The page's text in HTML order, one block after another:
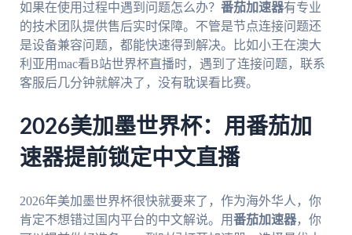
如果在使用过程中遇到问题怎么办？ 番茄加速器有专业
的技术团队提供售后实时保障。不管是节点连接问题还
是设备兼容问题，都能快速得到解决。比如小王在澳大
利亚用mac看B站世界杯直播时，遇到了连接问题，联系
客服后几分钟就解决了，没有耽误看比赛。
2026美加墨世界杯：用番茄加
速器提前锁定中文直播
2026年美加墨世界杯很快就要来了，作为海外华人，你
肯定不想错过国内平台的中文解说。用番茄加速器，你